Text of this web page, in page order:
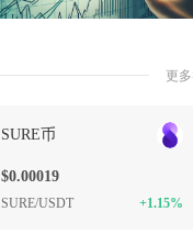
更
SURE币
$0.00019
SURE/USDT +1.15%